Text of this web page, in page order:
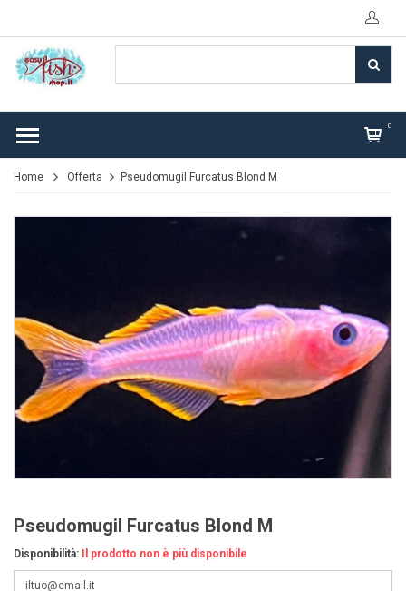
0
Home Offerta Pseudomugil Furcatus Blond M
Pseudomugil Furcatus Blond M
Disponibilità: Il prodotto non è più disponibile